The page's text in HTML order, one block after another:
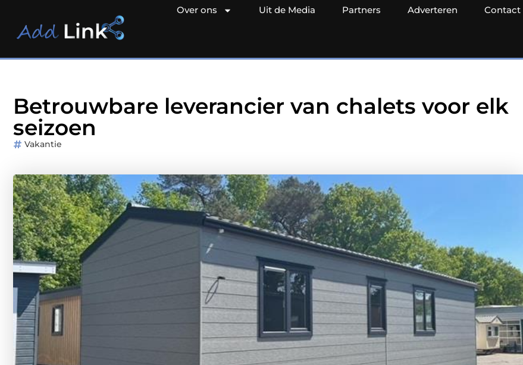
Over ons Uit de Media Partners Adverteren Contact
Betrouwbare leverancier van chalets voor elk
seizoen
Vakantie